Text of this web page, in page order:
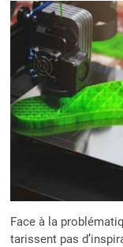
Face à la
tarissent pas